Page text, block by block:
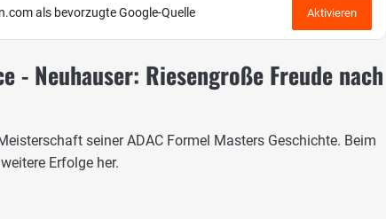
als bevorzugte Google-Quelle Aktivieren
- Neuhauser: Riesengroße Freude nach
seiner ADAC Formel Masters Geschichte. Beim
Erfolge her.